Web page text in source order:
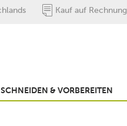
Kauf auf Rechnung
SCHNEIDEN & VORBEREITEN